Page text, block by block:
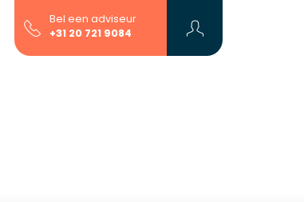
Bel een adviseur
+31 20 721 9084